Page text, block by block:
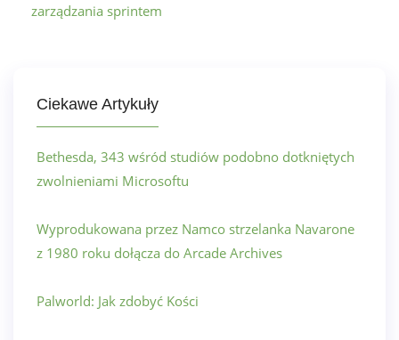
zarządzania sprintem
Ciekawe Artykuły
Bethesda, 343 wśród studiów podobno dotkniętych
zwolnieniami Microsoftu
Wyprodukowana przez Namco strzelanka Navarone
z 1980 roku dołącza do Arcade Archives
Palworld: Jak zdobyć Kości